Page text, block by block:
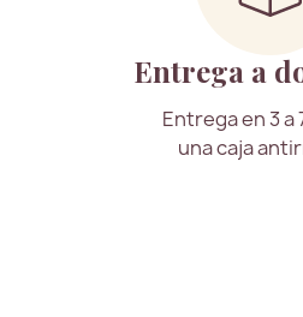
Entrega a
Entrega en 3 a
una caja